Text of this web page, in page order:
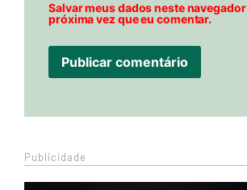
Salvar meus dados neste
próxima vez que eu comentar.
Publicidade